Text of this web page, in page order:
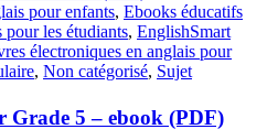
pour enfants, Ebooks éducatifs
pour les étudiants, EnglishSmart
électroniques en anglais pour
, Non catégorisé, Sujet
Grade 5 – ebook (PDF)